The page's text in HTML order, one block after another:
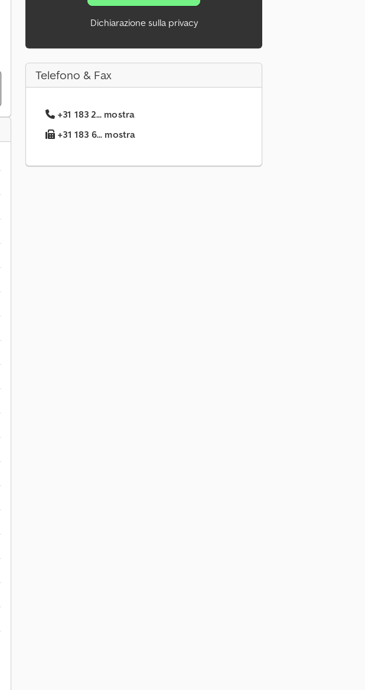
Dichiarazione sulla privacy
Telefono & Fax
+31 183 2... mostra
+31 183 6... mostra